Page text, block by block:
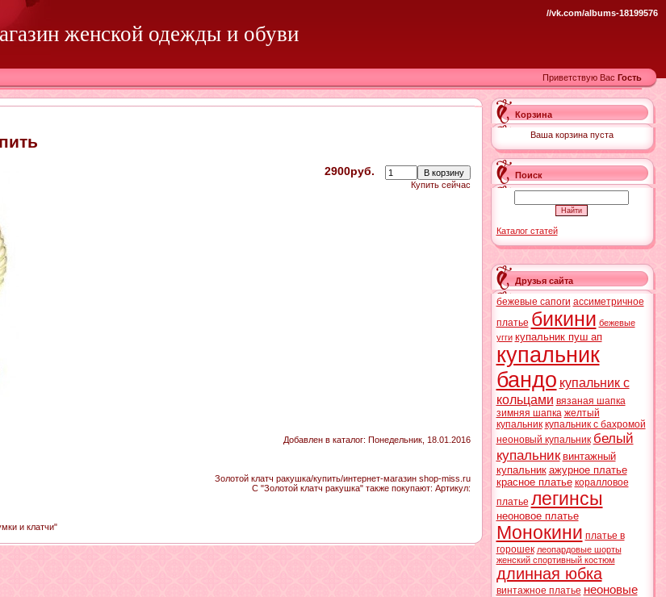
женской одежды и обуви
//vk.com/albums-18199576
Приветствую Вас Гость
2900руб.
Купить сейчас
Добавлен в каталог: Понедельник, 18.01.2016
Золотой клатч ракушка/купить/интернет-магазин shop-miss.ru
С "Золотой клатч ракушка" также покупают: Артикул:
и клатчи"
Корзина
Ваша корзина пуста
Поиск
Каталог статей
Друзья сайта
бежевые сапоги ассиметричное
платье бикини бежевые
угги купальник пуш ап
купальник
бандо купальник с
кольцами вязаная шапка
зимняя шапка желтый
купальник купальник с бахромой
неоновый купальник белый
купальник винтажный
купальник ажурное платье
красное платье коралловое
платье легинсы
неоновое платье
Монокини платье в
горошек леопардовые шорты
женский спортивный костюм
длинная юбка
винтажное платье неоновые